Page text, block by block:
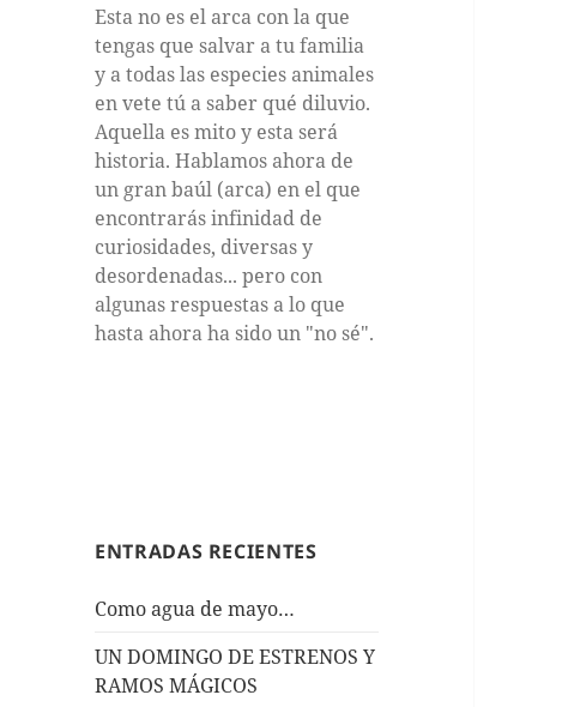
Esta no es el arca con la que
tengas que salvar a tu familia
y a todas las especies animales
en vete tú a saber qué diluvio.
Aquella es mito y esta será
historia. Hablamos ahora de
un gran baúl (arca) en el que
encontrarás infinidad de
curiosidades, diversas y
desordenadas... pero con
algunas respuestas a lo que
hasta ahora ha sido un "no sé".
ENTRADAS RECIENTES
Como agua de mayo…
UN DOMINGO DE ESTRENOS Y
RAMOS MÁGICOS